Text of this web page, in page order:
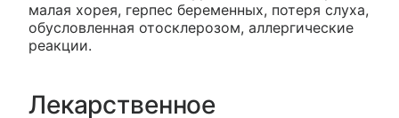
малая хорея, герпес беременных, потеря слуха,
обусловленная отосклерозом, аллергические
реакции.
Лекарственное